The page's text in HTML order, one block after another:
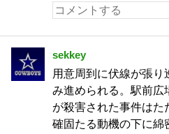
sekkey
用意周到に伏線が張
み進められる。駅前広
が殺害された事件はた
確固たる動機の下に綿